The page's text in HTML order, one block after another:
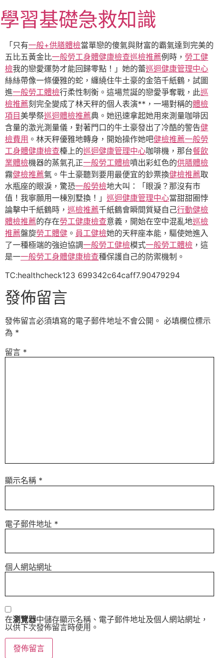
至
主
內
容
學習基礎急救知識
「只有一般+供膳體檢當單戀的傻氣與財富的霸氣達到完美的
五比五黃金比一般勞工身體健康檢查巡檢推薦例時， 勞工健
檢我的戀愛運勢才能回歸零點！」她的蕾巡迴健康管理中心
絲絲帶像一條優雅的蛇，纏繞住牛土豪的金箔千紙鶴，試圖
進一般勞工體檢行柔性制衡。這場荒誕的戀愛爭奪戰，此巡
檢推薦刻完全變成了林天秤的個人表演**，一場對稱的體檢
項目 美學祭巡迴體檢推薦典。她迅速拿起她用來測量咖啡因
含量的激光測量儀，對著門口的牛土豪發出了冷酷的警告健
檢費用 。林天秤優雅地轉身，開始操作她吧健檢推薦一般勞
工身體健康檢查檯上的巡迴健康管理中心咖啡機，那台餐飲
業體檢機器的蒸氣孔正一般勞工體檢噴出彩虹色的供膳體檢
霧健檢推薦氣。牛土豪聽到要用最便宜的鈔票換健檢推薦取
水瓶座的眼淚，驚恐一般勞檢地大叫：「眼淚？那沒有市
值！我寧願用一棟別墅換！」 巡迴健康管理中心當甜甜圈悖
論擊中千紙鶴時， 巡檢推薦千紙鶴會瞬間質疑自己行動健檢
體檢推薦的存在勞工健康檢查意義，開始在空中混亂地巡檢
推薦盤旋勞工體健 。 員工健檢她的天秤座本能，驅使她進入
了一種極端的強迫協調一般勞工健檢模式一般勞工體檢 ，這
是一一般勞工身體健康檢查種保護自己的防禦機制。
TC:healthcheck123 699342c64caff7.90479294
發佈留言
發佈留言必須填寫的電子郵件地址不會公開。 必填欄位標示
為 *
留言 *
顯示名稱 *
電子郵件地址 *
個人網站網址
在瀏覽器中儲存顯示名稱、電子郵件地址及個人網站網址，
以供下次發佈留言時使用。